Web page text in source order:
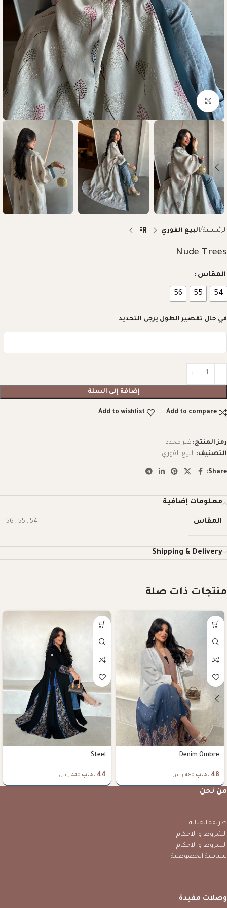
Click to enlarge
الرئيسية البيع الفوري
Nude Trees
المقاس
54
55
56
في حال تقصير الطول يرجى التحديد
إضافة إلى السلة
Add to compare
Add to wishlist
رمز المنتج: غير محدد
التصنيف: البيع الفوري
Share:
معلومات إضافية
المقاس 54
,
55
,
56
Shipping & Delivery
منتجات ذات صلة
Denim Ombre
48 .د.ب 480 ر.س
Steel
44 .د.ب 440 ر.س
من نحن
طريقة العناية
الشروط و الاحكام
الشروط و الاحكام
سياسة الخصوصية
وصلات مفيدة